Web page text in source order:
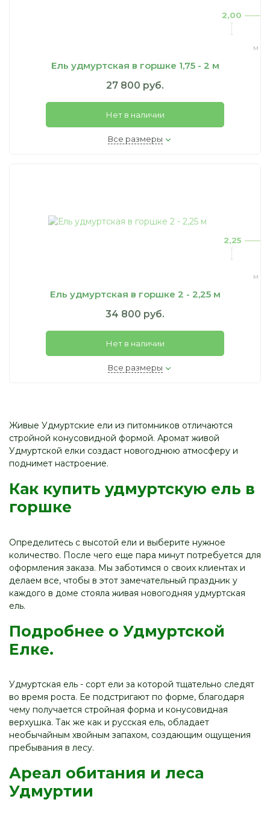
м
2,00
Ель удмуртская в горшке 1,75 - 2 м
27 800 руб.
Нет в наличии
Все размеры
м
2,25
Ель удмуртская в горшке 2 - 2,25 м
34 800 руб.
Нет в наличии
Все размеры
Живые Удмуртские ели из питомников отличаются
стройной конусовидной формой. Аромат живой
Удмуртской елки создаст новогоднюю атмосферу и
поднимет настроение.
Как купить удмуртскую ель в
горшке
Определитесь с высотой ели и выберите нужное
количество. После чего еще пара минут потребуется для
оформления заказа. Мы заботимся о своих клиентах и
делаем все, чтобы в этот замечательный праздник у
каждого в доме стояла живая новогодняя удмуртская
ель.
Подробнее о Удмуртской
Елке.
Удмуртская ель - сорт ели за которой тщательно следят
во время роста. Ее подстригают по форме, благодаря
чему получается стройная форма и конусовидная
верхушка. Так же как и русская ель, обладает
необычайным хвойным запахом, создающим ощущения
пребывания в лесу.
Ареал обитания и леса
Удмуртии